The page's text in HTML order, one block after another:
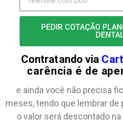
PEDIR COTAÇÃO
Contratando via
carência é de
e ainda você não precisa
meses, tendo que lembrar de
o valor será descontado